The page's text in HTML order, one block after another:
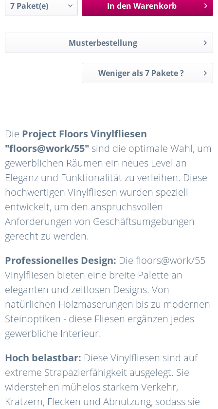
In den Warenkorb
Musterbestellung
Weniger als 7 Pakete ?
Die Project Floors Vinylfliesen
"floors@work/55" sind die optimale Wahl, um
gewerblichen Räumen ein neues Level an
Eleganz und Funktionalität zu verleihen. Diese
hochwertigen Vinylfliesen wurden speziell
entwickelt, um den anspruchsvollen
Anforderungen von Geschäftsumgebungen
gerecht zu werden.
Professionelles Design: Die floors@work/55
Vinylfliesen bieten eine breite Palette an
eleganten und zeitlosen Designs. Von
natürlichen Holzmaserungen bis zu modernen
Steinoptiken - diese Fliesen ergänzen jedes
gewerbliche Interieur.
Hoch belastbar: Diese Vinylfliesen sind auf
extreme Strapazierfähigkeit ausgelegt. Sie
widerstehen mühelos starkem Verkehr,
Kratzern, Flecken und Abnutzung, sodass sie